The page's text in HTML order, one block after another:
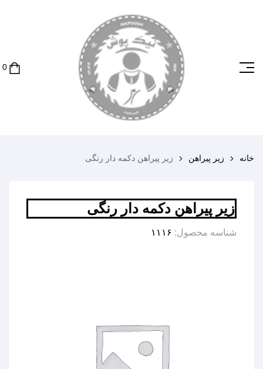
‏0
خانه زیر پیراهن زیر پیراهن دکمه دار رنگی
زیر پیراهن دکمه دار رنگی
شناسه محصول: ۱۱۱۶